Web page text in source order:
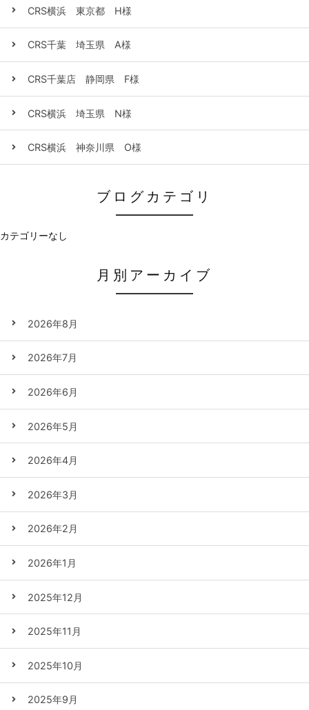
CRS横浜 東京都 H様
CRS千葉 埼玉県 A様
CRS千葉店 静岡県 F様
CRS横浜 埼玉県 N様
CRS横浜 神奈川県 O様
ブログカテゴリ
カテゴリーなし
月別アーカイブ
2026年8月
2026年7月
2026年6月
2026年5月
2026年4月
2026年3月
2026年2月
2026年1月
2025年12月
2025年11月
2025年10月
2025年9月